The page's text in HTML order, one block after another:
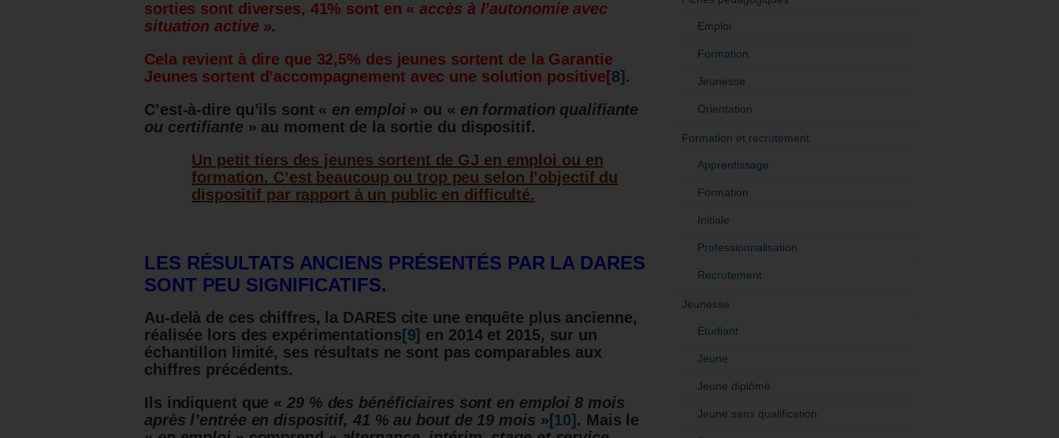
sorties sont diverses, 41% sont en «accès à l’autonomie avec
situation active ».
Cela revient à dire que 32,5% des jeunes sortent de la Garantie
Jeunes sortent d’accompagnement avec une solution positive [8] .
C’est-à-dire qu’ils sont « en emploi» ou « en formation qualifiante
ou certifiante » au moment de la sortie du dispositif.
Un petit tiers des jeunes sortent de GJ en emploi ou en
formation. C’est beaucoup ou trop peu selon l’objectif du
dispositif par rapport à un public en difficulté.
LES RÉSULTATS ANCIENS PRÉSENTÉS PAR LA DARES
SONT PEU SIGNIFICATIFS.
Au-delà de ces chiffres, la DARES cite une enquête plus ancienne,
réalisée lors des expérimentations [9] en 2014 et 2015, sur un
échantillon limité, ses résultats ne sont pas comparables aux
chiffres précédents.
Ils indiquent que « 29 % des bénéficiaires sont en emploi 8 mois
après l’entrée en dispositif, 41 % au bout de 19 mois » [10] . Mais le
Emploi
Formation
Jeunesse
Orientation
Formation et recrutement
Apprentissage
Formation
Initiale
Professionnalisation
Recrutement
Jeunesse
Etudiant
Jeune
Jeune diplômé
Jeune sans qualification